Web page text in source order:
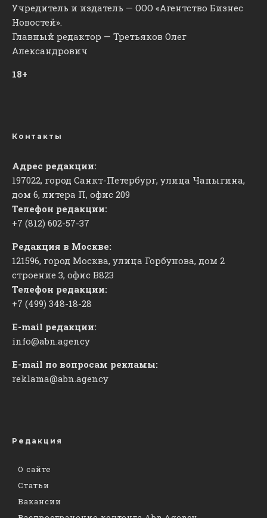
Учредитель и издатель — ООО «Агентство Бизнес
Новостей».
Главный редактор — Третьяков Олег
Александрович
18+
Контакты
Адрес редакции:
197022, город Санкт-Петербург, улица Чапыгина,
дом 6, литера П, офис 209
Телефон редакции:
+7 (812) 602-57-37
Редакция в Москве:
121596, город Москва, улица Горбунова, дом 2
строение 3, офис ​В823
Телефон редакции:
+7 (499) 348-18-28
E-mail редакции:
info@abn.agency
E-mail по вопросам рекламы:
reklama@abn.agency
Редакция
О сайте
Статьи
Вакансии